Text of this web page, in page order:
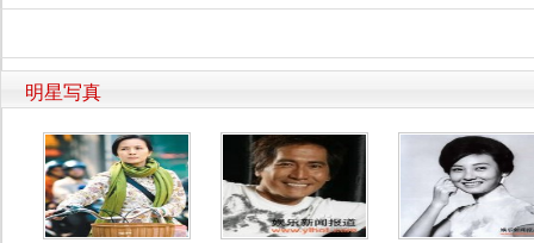
明星写真